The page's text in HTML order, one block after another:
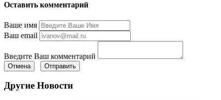
Оставить комментарий
Ваше имя
Ваш email
Введите Ваш комментарий
Отмена Отправить
Другие Новости